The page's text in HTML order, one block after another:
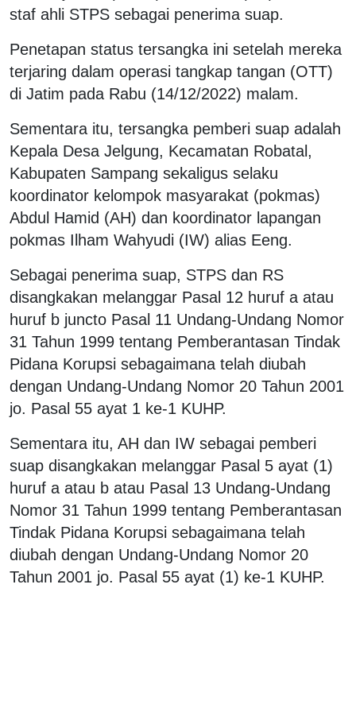
staf ahli STPS sebagai penerima suap.
Penetapan status tersangka ini setelah mereka
terjaring dalam operasi tangkap tangan (OTT)
di Jatim pada Rabu (14/12/2022) malam.
Sementara itu, tersangka pemberi suap adalah
Kepala Desa Jelgung, Kecamatan Robatal,
Kabupaten Sampang sekaligus selaku
koordinator kelompok masyarakat (pokmas)
Abdul Hamid (AH) dan koordinator lapangan
pokmas Ilham Wahyudi (IW) alias Eeng.
Sebagai penerima suap, STPS dan RS
disangkakan melanggar Pasal 12 huruf a atau
huruf b juncto Pasal 11 Undang-Undang Nomor
31 Tahun 1999 tentang Pemberantasan Tindak
Pidana Korupsi sebagaimana telah diubah
dengan Undang-Undang Nomor 20 Tahun 2001
jo. Pasal 55 ayat 1 ke-1 KUHP.
Sementara itu, AH dan IW sebagai pemberi
suap disangkakan melanggar Pasal 5 ayat (1)
huruf a atau b atau Pasal 13 Undang-Undang
Nomor 31 Tahun 1999 tentang Pemberantasan
Tindak Pidana Korupsi sebagaimana telah
diubah dengan Undang-Undang Nomor 20
Tahun 2001 jo. Pasal 55 ayat (1) ke-1 KUHP.